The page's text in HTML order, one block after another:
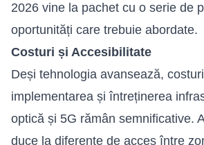
2026 vine la pachet cu o serie de
oportunități care trebuie abordate.
Costuri și Accesibilitate
Deși tehnologia avansează,
implementarea și întreținerea
optică și 5G rămân semnificative.
duce la diferențe de acces între